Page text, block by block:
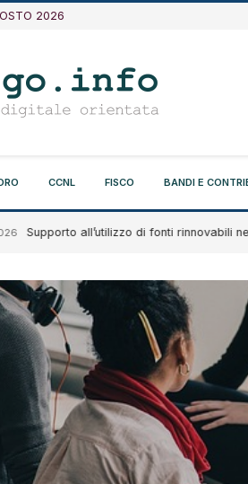
2026
CCNL FISCO BANDI E
all’utilizzo di fonti rinnovabili nelle